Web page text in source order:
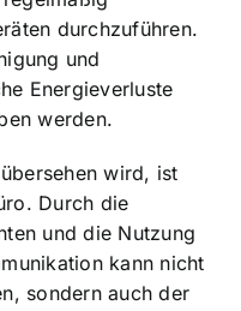
durchzuführen.
und
Energieverluste
werden.
wird, ist
Durch die
und die Nutzung
kann nicht
sondern auch der